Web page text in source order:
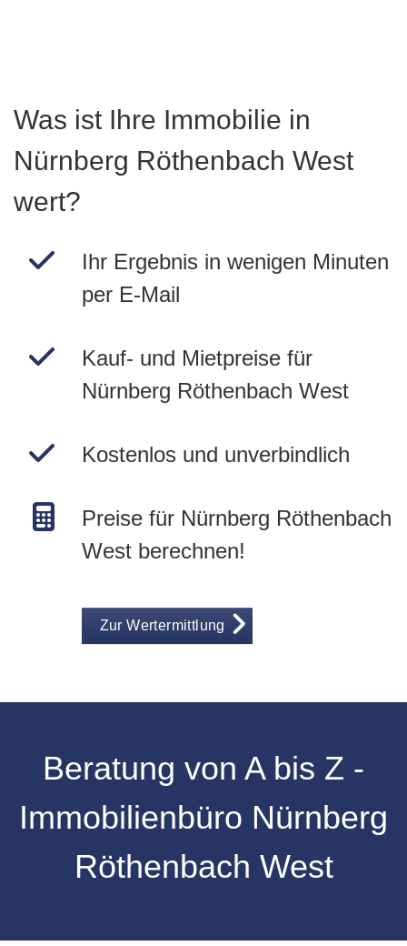
Was ist Ihre Immobilie in
Nürnberg Röthenbach West
wert?
Ihr Ergebnis in wenigen Minuten
per E-Mail
Kauf- und Mietpreise für
Nürnberg Röthenbach West
Kostenlos und unverbindlich
Preise für Nürnberg Röthenbach
West berechnen!
Zur Wertermittlung
Beratung von A bis Z -
Immobilienbüro Nürnberg
Röthenbach West